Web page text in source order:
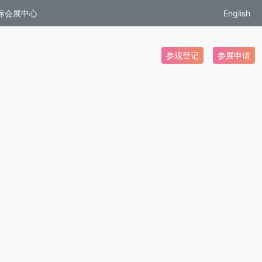
会展中心 English
参观登记 参展申请